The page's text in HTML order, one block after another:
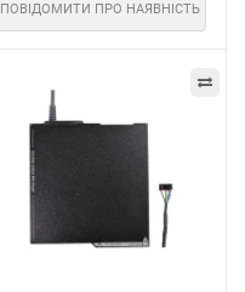
ПОВІДОМИТИ ПРО НАЯВНІСТЬ